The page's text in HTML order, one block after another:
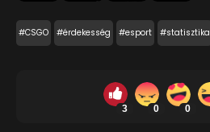
#CSGO #érdekesség #esport #statisztika
3 0 0